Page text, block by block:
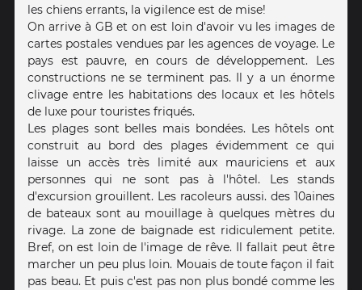
les chiens errants, la vigilence est de mise!
On arrive à GB et on est loin d'avoir vu les images de
cartes postales vendues par les agences de voyage. Le
pays est pauvre, en cours de développement. Les
constructions ne se terminent pas. Il y a un énorme
clivage entre les habitations des locaux et les hôtels
de luxe pour touristes friqués.
Les plages sont belles mais bondées. Les hôtels ont
construit au bord des plages évidemment ce qui
laisse un accès très limité aux mauriciens et aux
personnes qui ne sont pas à l'hôtel. Les stands
d'excursion grouillent. Les racoleurs aussi. des 10aines
de bateaux sont au mouillage à quelques mètres du
rivage. La zone de baignade est ridiculement petite.
Bref, on est loin de l'image de rêve. Il fallait peut être
marcher un peu plus loin. Mouais de toute façon il fait
pas beau. Et puis c'est pas non plus bondé comme les